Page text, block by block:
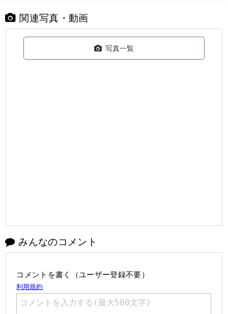
関連写真・動画
写真一覧
みんなのコメント
コメントを書く（ユーザー登録不要）